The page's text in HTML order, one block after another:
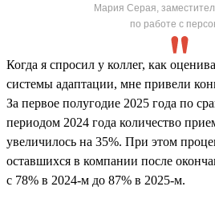
Мария Серая,
по работе с
Когда я спросил у коллег, как
системы адаптации, мне привели
За первое полугодие 2025 года по
периодом 2024 года количество
увеличилось на 35%. При этом
оставшихся в компании после
с 78% в 2024-м до 87% в 2025-м.